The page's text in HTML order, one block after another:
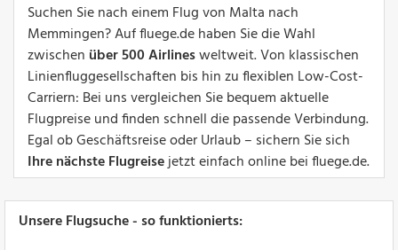
Suchen Sie nach einem Flug von Malta nach
Memmingen? Auf fluege.de haben Sie die Wahl
zwischen über 500 Airlinesweltweit. Von klassischen
Linienfluggesellschaften bis hin zu flexiblen Low-Cost-
Carriern: Bei uns vergleichen Sie bequem aktuelle
Flugpreise und finden schnell die passende Verbindung.
Egal ob Geschäftsreise oder Urlaub – sichern Sie sich
Ihre nächste Flugreisejetzt einfach online bei fluege.de.
Unsere Flugsuche - so funktionierts: